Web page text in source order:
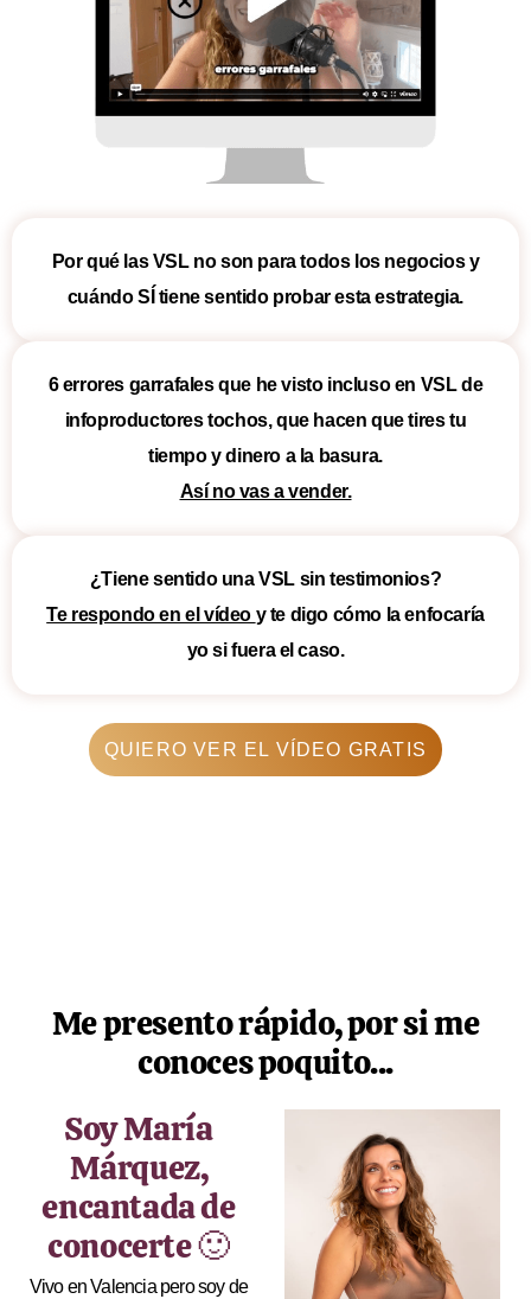
Por qué las VSL no son para todos los negocios y
cuándo SÍ tiene sentido probar esta estrategia.
6 errores garrafales que he visto incluso en VSL de
infoproductores tochos, que hacen que tires tu
tiempo y dinero a la basura.
Así no vas a vender.
¿Tiene sentido una VSL sin testimonios?
Te respondo en el vídeo y te digo cómo la enfocaría
yo si fuera el caso.
QUIERO VER EL VÍDEO GRATIS
Me presento rápido, por si me
conoces poquito...
Soy María
Márquez,
encantada de
conocerte 🙂
Vivo en Valencia pero soy de